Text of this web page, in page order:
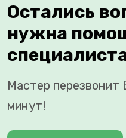
Остались
нужна
Мастер перезвонит
минут!